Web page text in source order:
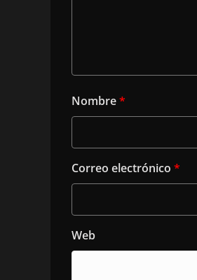
Nombre*
Correo electrónico *
Web